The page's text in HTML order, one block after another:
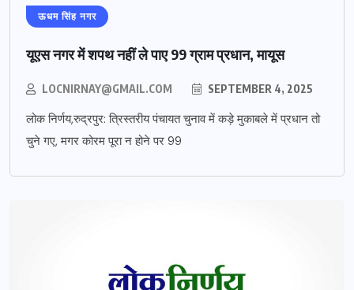
ऊधम सिंह नगर
यूएस नगर में शपथ नहीं ले पाए 99 ग्राम प्रधान, मायूस
LOCNIRNAY@GMAIL.COM SEPTEMBER 4, 2025
लोक निर्णय,रुद्रपुर: त्रिस्तरीय पंचायत चुनाव में कड़े मुकाबले में प्रधान तो
चुने गए, मगर कोरम पूरा न होने पर 99